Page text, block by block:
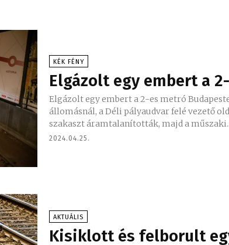
KÉK FÉNY
Elgázolt egy embert a
Elgázolt egy embert a 2-es metró
állomásnál, a Déli pályaudvar felé vezető oldalon. Az
szakaszt áramtalanították, majd a
2024.04.25.
AKTUÁLIS
Kisiklott és felborult